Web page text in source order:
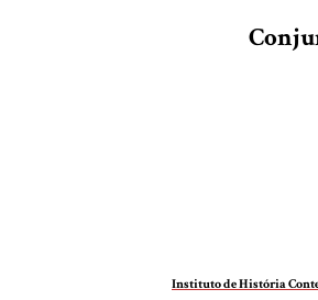
Instituto de História